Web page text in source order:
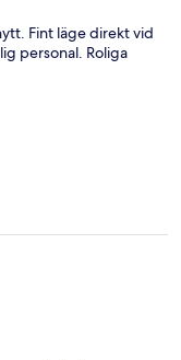
Fint läge direkt vid
personal. Roliga